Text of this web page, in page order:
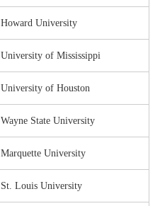
Howard University
University of Mississippi
University of Houston
Wayne State University
Marquette University
St. Louis University